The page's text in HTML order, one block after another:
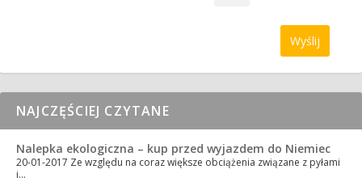
NAJCZĘŚCIEJ CZYTANE
Nalepka ekologiczna – kup przed wyjazdem do Niemiec
20-01-2017 Ze względu na coraz większe obciążenia związane z pyłami
i…